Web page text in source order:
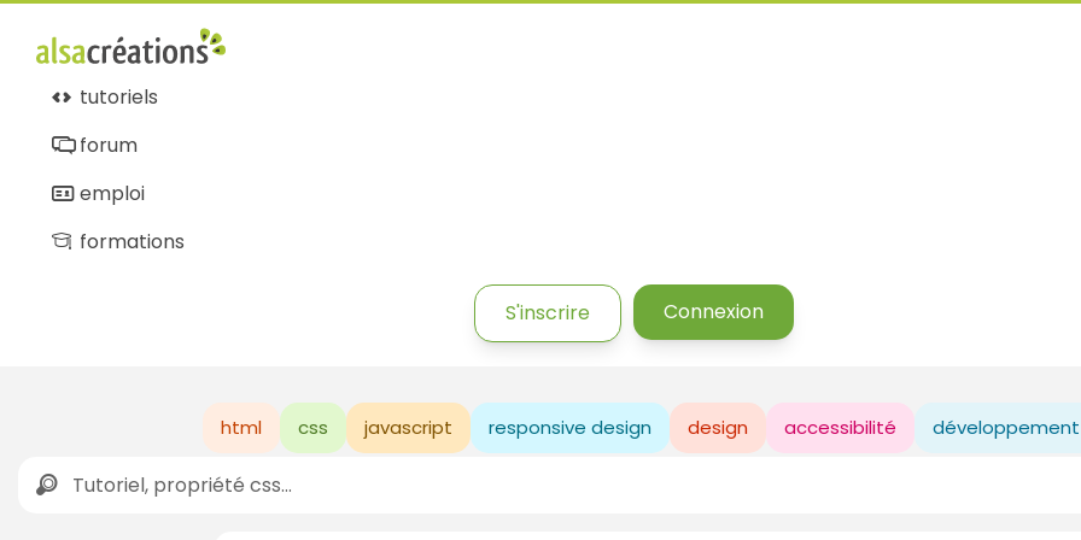
tutoriels
forum
emploi
formations
S'inscrire Connexion
html css javascript responsive design design accessibilité développement